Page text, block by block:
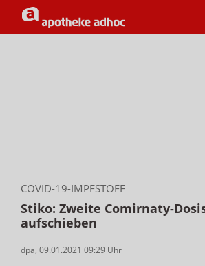
COVID-19-IMPFSTOFF
Stiko: Zweite Comirnaty-
aufschieben
dpa, 09.01.2021 09:29 Uhr